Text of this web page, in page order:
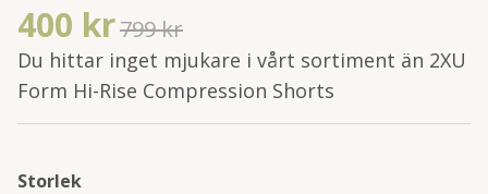
400 kr799 kr
Du hittar inget mjukare i vårt sortiment än 2XU
Form Hi-Rise Compression Shorts
Storlek